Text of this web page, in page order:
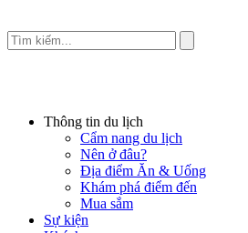
Thông tin du lịch
Cẩm nang du lịch
Nên ở đâu?
Địa điểm Ăn & Uống
Khám phá điểm đến
Mua sắm
Sự kiện